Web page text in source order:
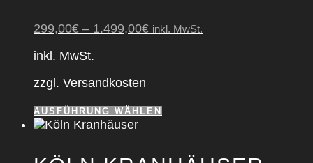
299,00€ – 1.499,00€ inkl. MwSt.
inkl. MwSt.
zzgl. Versandkosten
AUSFÜHRUNG WÄHLENDieses
mehrere